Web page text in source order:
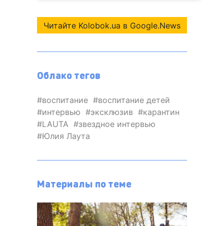
Читайте Kolobok.ua в Google.News
Облако тегов
воспитание
воспитание детей
интервью
эксклюзив
карантин
LAUTA
звездное интервью
Юлия Лаута
Материалы по теме